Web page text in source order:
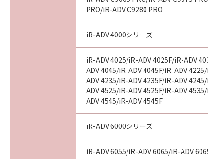
PRO/iR-ADV C9280 PRO
iR-ADV 4000シリーズ
iR-ADV 4025/iR-ADV 4025F/iR-ADV
ADV 4045/iR-ADV 4045F/iR-ADV 4225/
ADV 4235/iR-ADV 4235F/iR-ADV 4245/
ADV 4525/iR-ADV 4525F/iR-ADV 4535/
ADV 4545/iR-ADV 4545F
iR-ADV 6000シリーズ
iR-ADV 6055/iR-ADV 6065/iR-ADV 6065-